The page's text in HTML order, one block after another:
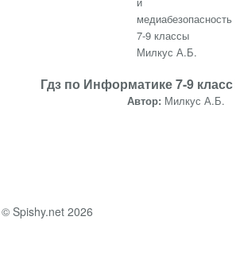
Гдз по Информатике 7-9
Автор: Милкус А.Б.
© Spishy.net 2026